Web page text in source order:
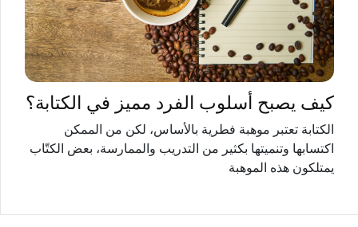
كيف يصبح أسلوب الفرد مميز في الكتابة؟
الكتابة تعتبر موهبة فطرية بالأساس، لكن من الممكن
اكتسابها وتنميتها بكثير من التدريب والممارسة، بعض الكتّاب
يمتلكون هذه الموهبة